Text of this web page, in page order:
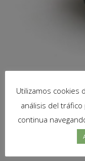
Utilizamos cookies
análisis del
continua